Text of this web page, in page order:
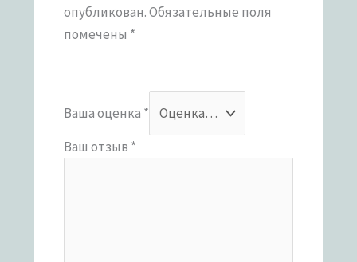
опубликован.Обязательные поля
помечены *
Ваша оценка *
Ваш отзыв *